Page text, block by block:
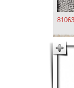
81063